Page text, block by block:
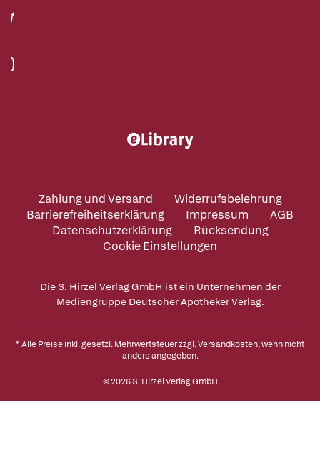
Zahlung und Versand
Widerrufsbelehrung
Barrierefreiheitserklärung
Impressum
AGB
Datenschutzerklärung
Rücksendung
Cookie Einstellungen
Die S. Hirzel Verlag GmbH ist ein Unternehmen der
Mediengruppe Deutscher Apotheker Verlag.
* Alle Preise inkl. gesetzl. Mehrwertsteuer zzgl.Versandkosten, wenn nicht
anders angegeben.
© 2026 S. Hirzel Verlag GmbH